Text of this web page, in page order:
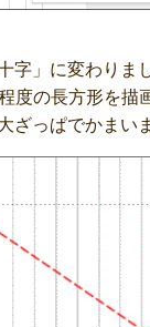
字」に変わりま
度の長方形を描
ざっぱでかまい